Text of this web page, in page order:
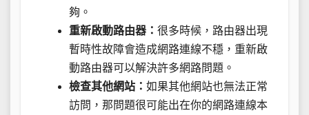
夠。
重新啟動路由器： 很多時候，路由器出現
暫時性故障會造成網路連線不穩，重新啟
動路由器可以解決許多網路問題。
檢查其他網站： 如果其他網站也無法正常
訪問，那問題很可能出在你的網路連線本